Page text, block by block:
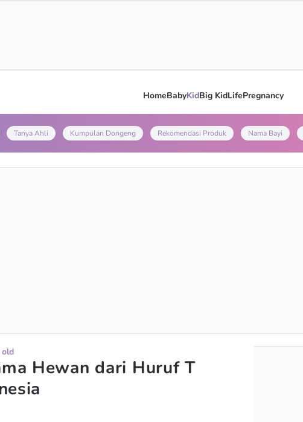
HomeBabyKidBig KidLifePregnancy
Tanya Ahli Kumpulan Dongeng Rekomendasi Produk Nama Bayi
old
Hewan dari Huruf T